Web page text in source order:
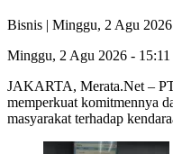
Bisnis | Minggu, 2 Agu
Minggu, 2 Agu 2026 -
JAKARTA, Merata.Net –
memperkuat komitmennya
masyarakat terhadap